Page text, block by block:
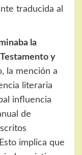
traducida al
la
y
la mención a
literaria
influencia
de
implica que